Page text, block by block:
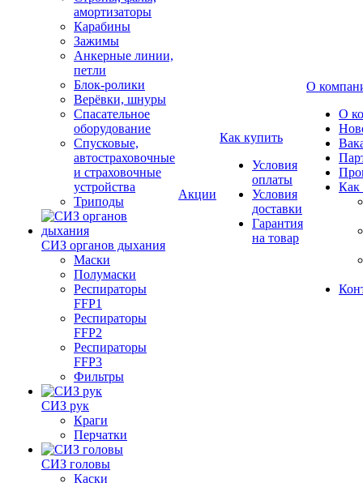
амортизаторы
Карабины
Зажимы
Анкерные линии,
петли
Блок-ролики
Верёвки, шнуры
Спасательное
оборудование
Спусковые,
автостраховочные
и страховочные
устройства
Триподы
СИЗ органов дыхания
Маски
Полумаски
Респираторы
FFP1
Респираторы
FFP2
Респираторы
FFP3
Фильтры
СИЗ рук
Краги
Перчатки
СИЗ головы
Каски
Акции
Как купить
Условия
оплаты
Условия
доставки
Гарантия
на товар
О
О
Как